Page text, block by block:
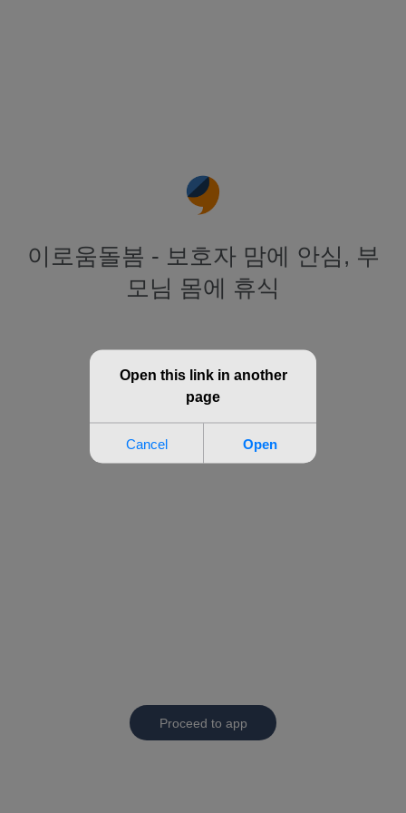
이로움돌봄 - 보호자 맘에 안심, 부
모님 몸에 휴식
Proceed to app